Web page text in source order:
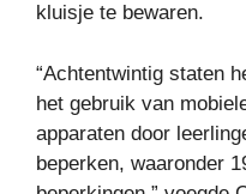
kluisje te bewaren.
“Achtentwintig staten
het gebruik van
apparaten door
beperken, waaronder